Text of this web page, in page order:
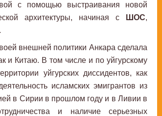
с помощью выстраивания новой
архитектуры, начиная с
ШОС,
.
внешней политики Анкара сделала
и Китаю. В том числе и по уйгурскому
уйгурских диссидентов, как
исламских эмигрантов из
в Сирии в прошлом году и в Ливии в
и наличие серьезных